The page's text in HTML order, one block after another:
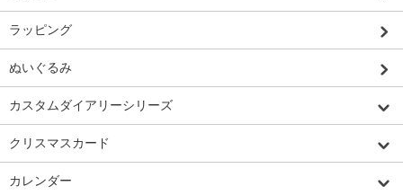
ラッピング
ぬいぐるみ
カスタムダイアリーシリーズ
クリスマスカード
カレンダー